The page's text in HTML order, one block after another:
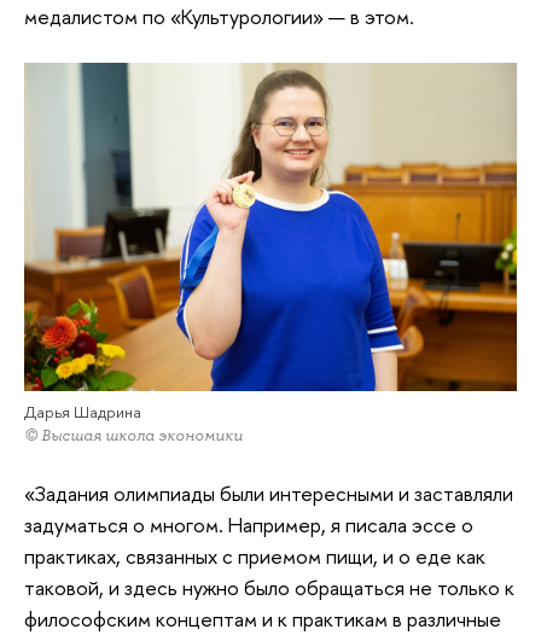
медалистом по «Культурологии» — в этом.
Дарья Шадрина
© Высшая школа экономики
«Задания олимпиады были интересными и заставляли
задуматься о многом. Например, я писала эссе о
практиках, связанных с приемом пищи, и о еде как
таковой, и здесь нужно было обращаться не только к
философским концептам и к практикам в различные